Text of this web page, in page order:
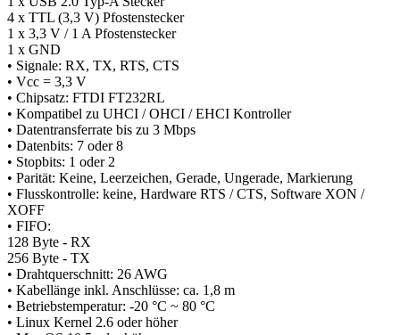
4 x TTL (3,3 V) Pfostenstecker
1 x 3,3 V / 1 A Pfostenstecker
1 x GND
• Signale: RX, TX, RTS, CTS
• Vcc = 3,3 V
• Chipsatz: FTDI FT232RL
• Kompatibel zu UHCI / OHCI / EHCI Kontroller
• Datentransferrate bis zu 3 Mbps
• Datenbits: 7 oder 8
• Stopbits: 1 oder 2
• Parität: Keine, Leerzeichen, Gerade, Ungerade, Markierung
• Flusskontrolle: keine, Hardware RTS / CTS, Software XON /
XOFF
• FIFO:
128 Byte - RX
256 Byte - TX
• Drahtquerschnitt: 26 AWG
• Kabellänge inkl. Anschlüsse: ca. 1,8 m
• Betriebstemperatur: -20 °C ~ 80 °C
• Linux Kernel 2.6 oder höher